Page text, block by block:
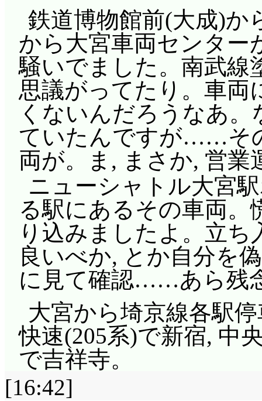
鉄道博物館前(大成)か
から大宮車両センター
騒いでました。南武線
思議がってたり。車両
くないんだろうなあ
ていたんですが……そ
両が。ま, まさか, 営業
ニューシャトル大宮
る駅にあるその車両。
り込みましたよ。立
良いべか, とか自分を
に見て確認……あら残
大宮から埼京線各駅
快速(205系)で新宿, 中
で吉祥寺。
[16:42]